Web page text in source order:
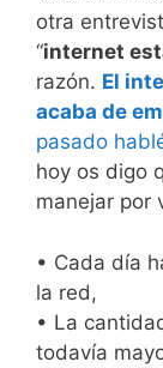
otra
“internet
razón. El
acaba de
pasado
hoy os digo
manejar por
• Cada día
la red,
• La
todavía